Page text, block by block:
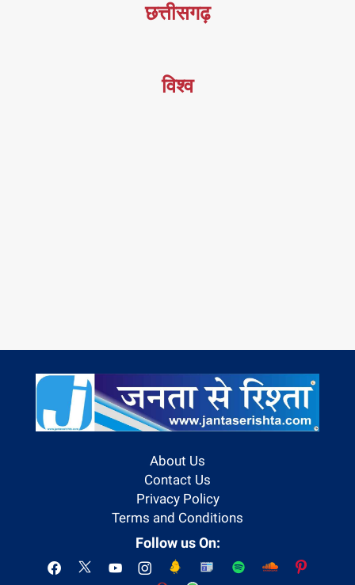
छत्तीसगढ़
विश्व
About Us
Contact Us
Privacy Policy
Terms and Conditions
Follow us On: